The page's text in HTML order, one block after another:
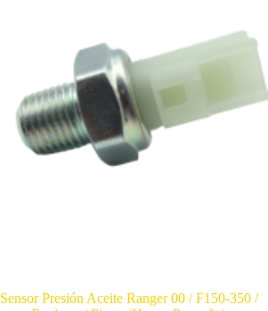
Sensor Presión Aceite Ranger 00 / F150-350 /